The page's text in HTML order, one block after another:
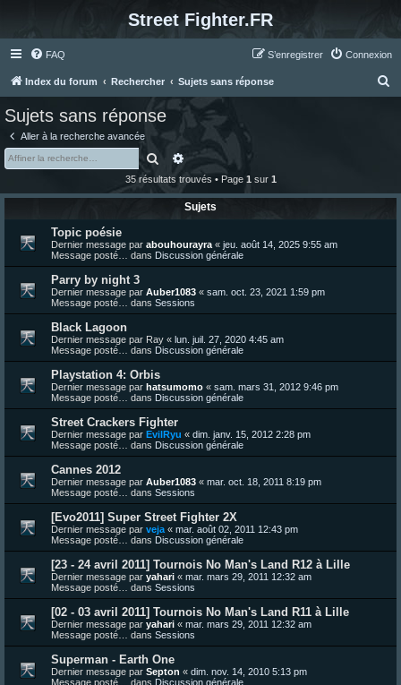
Street Fighter.FR
FAQ Connexion
S’enregistrer
Index du forum Rechercher Sujets sans réponse
Sujets sans réponse
Aller à la recherche avancée
RechercherRecherche avancée
35 résultats trouvés • Page 1 sur 1
Sujets
Topic poésie
Dernier message par abouhourayra « jeu. août 14, 2025 9:55 am
Message posté… dans Discussion générale
Parry by night 3
Dernier message par Auber1083 « sam. oct. 23, 2021 1:59 pm
Message posté… dans Sessions
Black Lagoon
Dernier message par Ray « lun. juil. 27, 2020 4:45 am
Message posté… dans Discussion générale
Playstation 4: Orbis
Dernier message par hatsumomo « sam. mars 31, 2012 9:46 pm
Message posté… dans Discussion générale
Street Crackers Fighter
Dernier message par EvilRyu « dim. janv. 15, 2012 2:28 pm
Message posté… dans Discussion générale
Cannes 2012
Dernier message par Auber1083 « mar. oct. 18, 2011 8:19 pm
Message posté… dans Sessions
[Evo2011] Super Street Fighter 2X
Dernier message par veja « mar. août 02, 2011 12:43 pm
Message posté… dans Discussion générale
[23 - 24 avril 2011] Tournois No Man's Land R12 à Lille
Dernier message par yahari « mar. mars 29, 2011 12:32 am
Message posté… dans Sessions
[02 - 03 avril 2011] Tournois No Man's Land R11 à Lille
Dernier message par yahari « mar. mars 29, 2011 12:32 am
Message posté… dans Sessions
Superman - Earth One
Dernier message par Septon « dim. nov. 14, 2010 5:13 pm
Message posté… dans Discussion générale